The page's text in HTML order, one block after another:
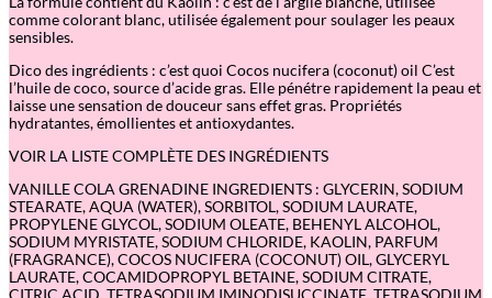
comme colorant blanc, utilisée également pour soulager les peaux
sensibles.
Dico des ingrédients : c’est quoi Cocos nucifera (coconut) oil C’est
l’huile de coco, source d’acide gras. Elle pénétre rapidement la peau et
laisse une sensation de douceur sans effet gras. Propriétés
hydratantes, émollientes et antioxydantes.
VOIR LA LISTE COMPLÈTE DES INGRÉDIENTS
VANILLE COLA GRENADINE INGREDIENTS : GLYCERIN, SODIUM
STEARATE, AQUA (WATER), SORBITOL, SODIUM LAURATE,
PROPYLENE GLYCOL, SODIUM OLEATE, BEHENYL ALCOHOL,
SODIUM MYRISTATE, SODIUM CHLORIDE, KAOLIN, PARFUM
(FRAGRANCE), COCOS NUCIFERA (COCONUT) OIL, GLYCERYL
LAURATE, COCAMIDOPROPYL BETAINE, SODIUM CITRATE,
CITRIC ACID, TETRASODIUM IMINODISUCCINATE, TETRASODIUM